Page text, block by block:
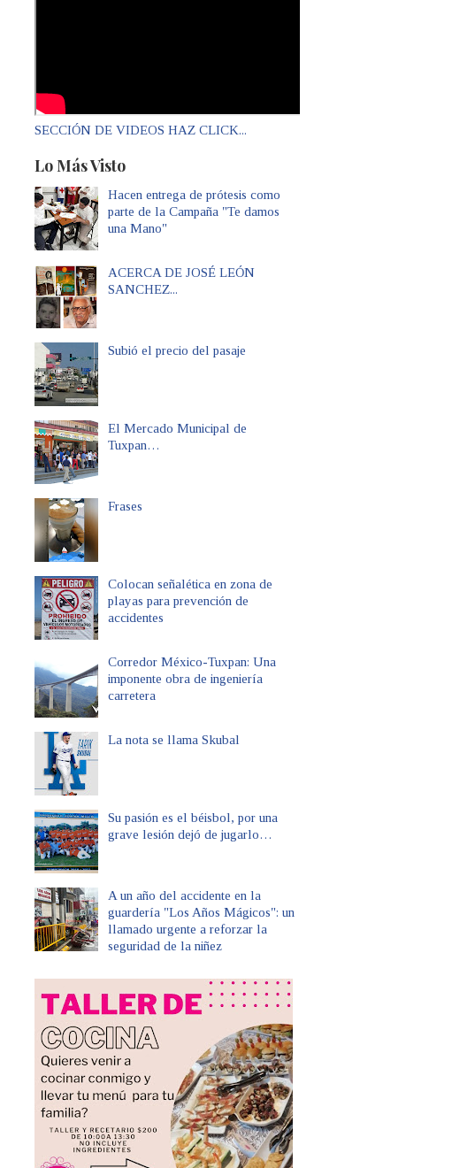
SECCIÓN DE VIDEOS HAZ CLICK...
Lo Más Visto
Hacen entrega de prótesis como
parte de la Campaña "Te damos
una Mano"
ACERCA DE JOSÉ LEÓN
SANCHEZ...
Subió el precio del pasaje
El Mercado Municipal de
Tuxpan…
Frases
Colocan señalética en zona de
playas para prevención de
accidentes
Corredor México-Tuxpan: Una
imponente obra de ingeniería
carretera
La nota se llama Skubal
Su pasión es el béisbol, por una
grave lesión dejó de jugarlo…
A un año del accidente en la
guardería "Los Años Mágicos": un
llamado urgente a reforzar la
seguridad de la niñez